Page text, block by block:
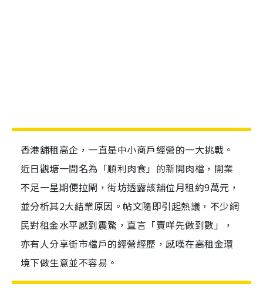
香港舖租高企，一直是中小商戶經營的一大挑戰。
近日觀塘一間名為「順利肉食」的新開肉檔，開業
不足一星期便拉閘，街坊透露該舖位月租約9萬元，
並分析其2大結業原因。帖文隨即引起熱議，不少網
民對租金水平感到震驚，直言「賣咩先做到數」，
亦有人分享街市檔戶的經營經歷，感嘆在高租金環
境下做生意並不容易。